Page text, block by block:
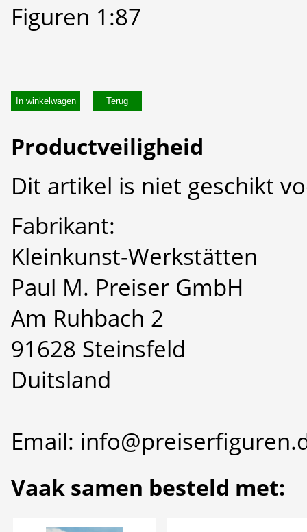
Figuren 1:87
In winkelwagen
Productveiligheid
Dit artikel is niet geschikt
Fabrikant:
Kleinkunst-Werkstätten
Paul M. Preiser GmbH
Am Ruhbach 2
91628 Steinsfeld
Duitsland
Email:
Vaak samen besteld met: